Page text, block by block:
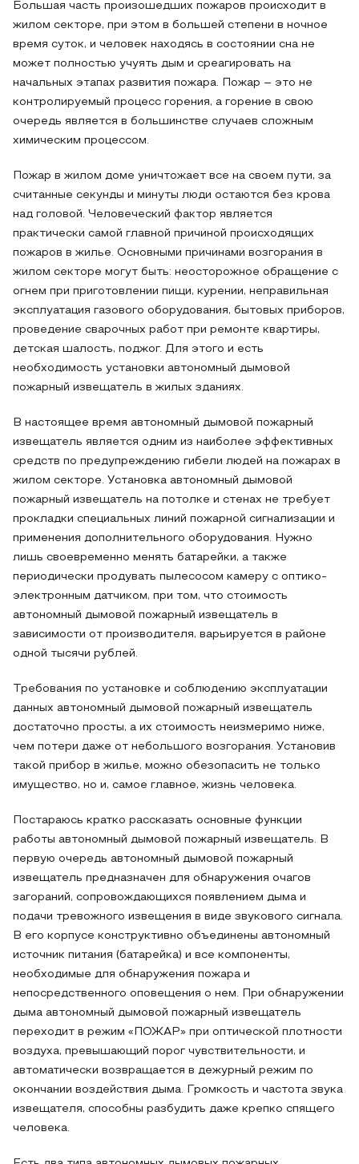
Большая часть произошедших пожаров происходит в
жилом секторе, при этом в большей степени в ночное
время суток, и человек находясь в состоянии сна не
может полностью учуять дым и среагировать на
начальных этапах развития пожара. Пожар – это не
контролируемый процесс горения, а горение в свою
очередь является в большинстве случаев сложным
химическим процессом.
Пожар в жилом доме уничтожает все на своем пути, за
считанные секунды и минуты люди остаются без крова
над головой. Человеческий фактор является
практически самой главной причиной происходящих
пожаров в жилье. Основными причинами возгорания в
жилом секторе могут быть: неосторожное обращение с
огнем при приготовлении пищи, курении, неправильная
эксплуатация газового оборудования, бытовых приборов,
проведение сварочных работ при ремонте квартиры,
детская шалость, поджог. Для этого и есть
необходимость установки автономный дымовой
пожарный извещатель в жилых зданиях.
В настоящее время автономный дымовой пожарный
извещатель является одним из наиболее эффективных
средств по предупреждению гибели людей на пожарах в
жилом секторе. Установка автономный дымовой
пожарный извещатель на потолке и стенах не требует
прокладки специальных линий пожарной сигнализации и
применения дополнительного оборудования. Нужно
лишь своевременно менять батарейки, а также
периодически продувать пылесосом камеру с оптико-
электронным датчиком, при том, что стоимость
автономный дымовой пожарный извещатель в
зависимости от производителя, варьируется в районе
одной тысячи рублей.
Требования по установке и соблюдению эксплуатации
данных автономный дымовой пожарный извещатель
достаточно просты, а их стоимость неизмеримо ниже,
чем потери даже от небольшого возгорания. Установив
такой прибор в жилье, можно обезопасить не только
имущество, но и, самое главное, жизнь человека.
Постараюсь кратко рассказать основные функции
работы автономный дымовой пожарный извещатель. В
первую очередь автономный дымовой пожарный
извещатель предназначен для обнаружения очагов
загораний, сопровождающихся появлением дыма и
подачи тревожного извещения в виде звукового сигнала.
В его корпусе конструктивно объединены автономный
источник питания (батарейка) и все компоненты,
необходимые для обнаружения пожара и
непосредственного оповещения о нем. При обнаружении
дыма автономный дымовой пожарный извещатель
переходит в режим «ПОЖАР» при оптической плотности
воздуха, превышающий порог чувствительности, и
автоматически возвращается в дежурный режим по
окончании воздействия дыма. Громкость и частота звука
извещателя, способны разбудить даже крепко спящего
человека.